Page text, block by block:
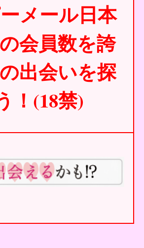
メール日本
会員数を誇
出会いを探
！(18禁)